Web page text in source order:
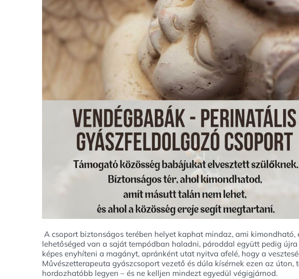
A csoport biztonságos terében helyet kaphat mindaz, ami
lehetőséged van a saját tempódban haladni, pároddal együtt pedig
képes enyhíteni a magányt, apránként utat nyitva afelé, hogy a
Művészetterapeuta gyászcsoport vezető és dúla kísérnek ezen az
hordozhatóbb legyen – és ne kelljen mindezt egyedül végigjárnod.